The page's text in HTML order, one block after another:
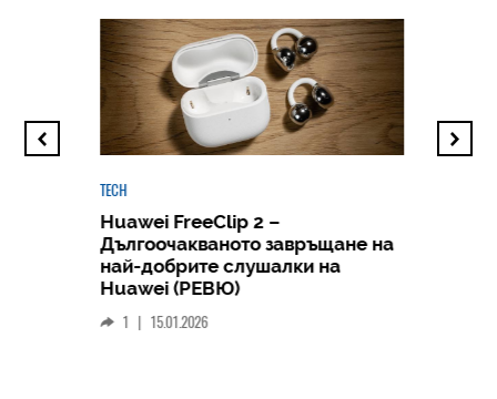
TECH
Huawei FreeClip 2 –
Дългоочакваното завръщане на
най-добрите слушалки на
Huawei (РЕВЮ)
1 15.01.2026